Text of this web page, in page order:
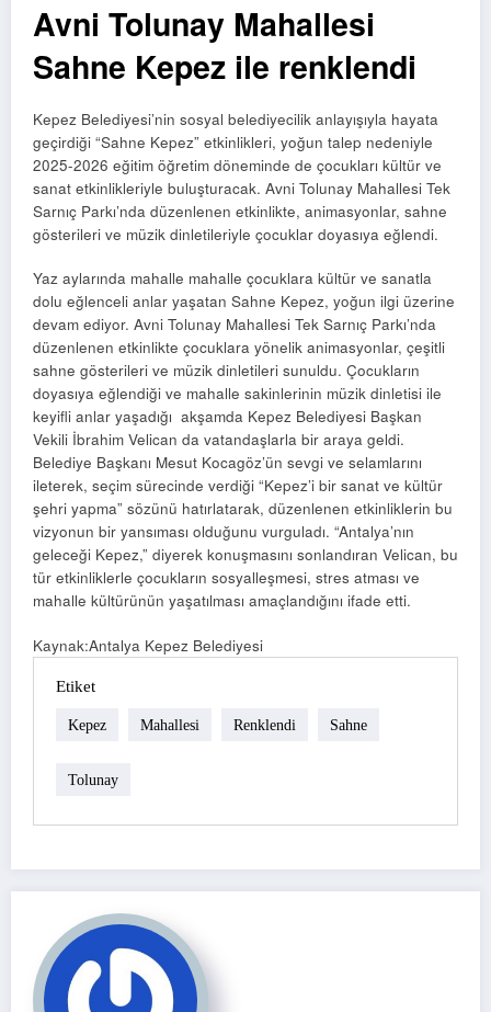
Avni Tolunay Mahallesi
Sahne Kepez ile renklendi
Kepez Belediyesi’nin sosyal belediyecilik anlayışıyla hayata
geçirdiği “Sahne Kepez” etkinlikleri, yoğun talep nedeniyle
2025-2026 eğitim öğretim döneminde de çocukları kültür ve
sanat etkinlikleriyle buluşturacak. Avni Tolunay Mahallesi Tek
Sarnıç Parkı’nda düzenlenen etkinlikte, animasyonlar, sahne
gösterileri ve müzik dinletileriyle çocuklar doyasıya eğlendi.
Yaz aylarında mahalle mahalle çocuklara kültür ve sanatla
dolu eğlenceli anlar yaşatan Sahne Kepez, yoğun ilgi üzerine
devam ediyor. Avni Tolunay Mahallesi Tek Sarnıç Parkı’nda
düzenlenen etkinlikte çocuklara yönelik animasyonlar, çeşitli
sahne gösterileri ve müzik dinletileri sunuldu. Çocukların
doyasıya eğlendiği ve mahalle sakinlerinin müzik dinletisi ile
keyifli anlar yaşadığı akşamda Kepez Belediyesi Başkan
Vekili İbrahim Velican da vatandaşlarla bir araya geldi.
Belediye Başkanı Mesut Kocagöz’ün sevgi ve selamlarını
ileterek, seçim sürecinde verdiği “Kepez’i bir sanat ve kültür
şehri yapma” sözünü hatırlatarak, düzenlenen etkinliklerin bu
vizyonun bir yansıması olduğunu vurguladı. “Antalya’nın
geleceği Kepez,” diyerek konuşmasını sonlandıran Velican, bu
tür etkinliklerle çocukların sosyalleşmesi, stres atması ve
mahalle kültürünün yaşatılması amaçlandığını ifade etti.
Kaynak:Antalya Kepez Belediyesi
Etiket
Kepez Mahallesi Renklendi Sahne
Tolunay